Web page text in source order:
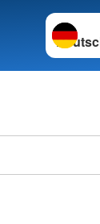
Sprache